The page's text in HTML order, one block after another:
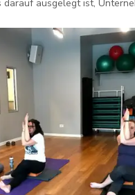
darauf ausgelegt ist,
und zugängliche
in denen alle, einschließlich
Gründer (insbesondere
arbeiten, sich
uns, konsequent für